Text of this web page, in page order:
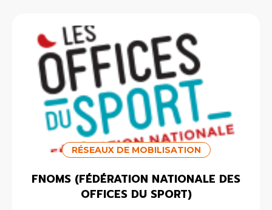
RÉSEAUX DE MOBILISATION
FNOMS (FÉDÉRATION NATIONALE DES
OFFICES DU SPORT)